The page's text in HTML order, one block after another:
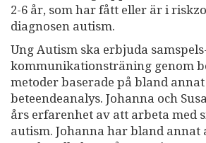
2-6 år, som har fått eller är i
diagnosen autism.
Ung Autism ska erbjuda
kommunikationsträning genom
metoder baserade på bland
beteendeanalys. Johanna och
års erfarenhet av att arbeta med
autism. Johanna har bland